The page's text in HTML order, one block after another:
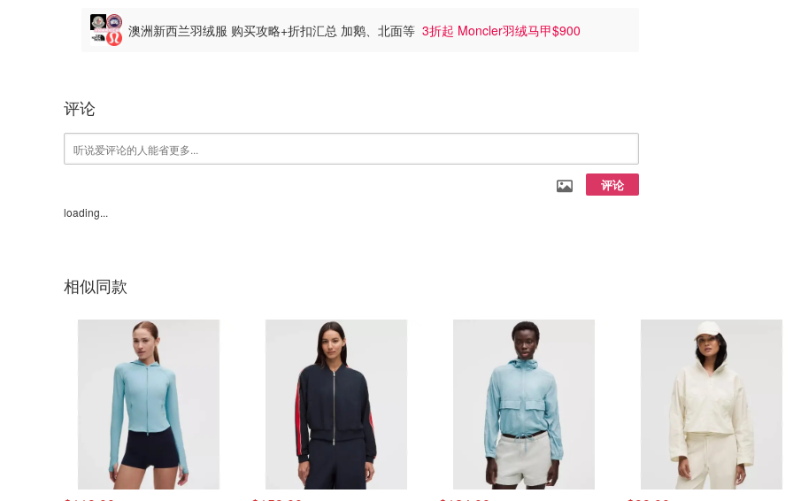
澳洲新西兰羽绒服 购买攻略+折扣汇总 加鹅、北面等 3折起 Moncler羽绒马甲$900
评论
评论
loading...
相似同款